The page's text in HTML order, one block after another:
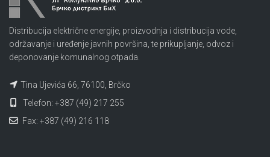
Distribucija električne energije, proizvodnja i distribucija vode,
održavanje i uređenje javnih površina, te prikupljanje, odvoz i
deponovanje komunalnog otpada.
Tina Ujevića 66, 76100, Brčko
Telefon: +387 (49) 217 255
Fax: +387 (49) 216 118